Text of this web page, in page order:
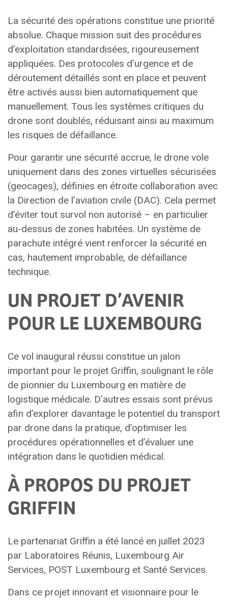
La sécurité des opérations constitue une priorité
absolue. Chaque mission suit des procédures
d’exploitation standardisées, rigoureusement
appliquées. Des protocoles d’urgence et de
déroutement détaillés sont en place et peuvent
être activés aussi bien automatiquement que
manuellement. Tous les systèmes critiques du
drone sont doublés, réduisant ainsi au maximum
les risques de défaillance.
Pour garantir une sécurité accrue, le drone vole
uniquement dans des zones virtuelles sécurisées
(geocages), définies en étroite collaboration avec
la Direction de l’aviation civile (DAC). Cela permet
d’éviter tout survol non autorisé – en particulier
au-dessus de zones habitées. Un système de
parachute intégré vient renforcer la sécurité en
cas, hautement improbable, de défaillance
technique.
UN PROJET D’AVENIR
POUR LE LUXEMBOURG
Ce vol inaugural réussi constitue un jalon
important pour le projet Griffin, soulignant le rôle
de pionnier du Luxembourg en matière de
logistique médicale. D’autres essais sont prévus
afin d’explorer davantage le potentiel du transport
par drone dans la pratique, d’optimiser les
procédures opérationnelles et d’évaluer une
intégration dans le quotidien médical.
À PROPOS DU PROJET
GRIFFIN
Le partenariat Griffin a été lancé en juillet 2023
par Laboratoires Réunis, Luxembourg Air
Services, POST Luxembourg et Santé Services.
Dans ce projet innovant et visionnaire pour le